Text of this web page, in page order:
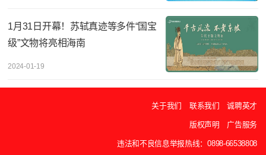
1月31日开幕！苏轼真迹等多件“国宝
级”文物将亮相海南
2024-01-19
关于我们 联系我们 诚聘英才
版权声明 广告服务
违法和不良信息举报热线：0898-66538808